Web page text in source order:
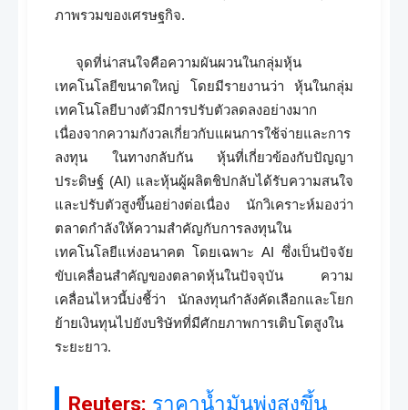
ภาพรวมของเศรษฐกิจ.
จุดที่น่าสนใจคือความผันผวนในกลุ่มหุ้น
เทคโนโลยีขนาดใหญ่ โดยมีรายงานว่า หุ้นในกลุ่ม
เทคโนโลยีบางตัวมีการปรับตัวลดลงอย่างมาก
เนื่องจากความกังวลเกี่ยวกับแผนการใช้จ่ายและการ
ลงทุน ในทางกลับกัน หุ้นที่เกี่ยวข้องกับปัญญา
ประดิษฐ์ (AI) และหุ้นผู้ผลิตชิปกลับได้รับความสนใจ
และปรับตัวสูงขึ้นอย่างต่อเนื่อง นักวิเคราะห์มองว่า
ตลาดกำลังให้ความสำคัญกับการลงทุนใน
เทคโนโลยีแห่งอนาคต โดยเฉพาะ AI ซึ่งเป็นปัจจัย
ขับเคลื่อนสำคัญของตลาดหุ้นในปัจจุบัน ความ
เคลื่อนไหวนี้บ่งชี้ว่า นักลงทุนกำลังคัดเลือกและโยก
ย้ายเงินทุนไปยังบริษัทที่มีศักยภาพการเติบโตสูงใน
ระยะยาว.
Reuters: ราคาน้ำมันพุ่งสูงขึ้น